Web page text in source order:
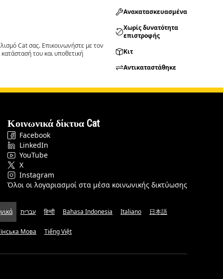
Cat σας. Επικοινωνήστε με τον
του και υποθετική
Ανακατασκευασμένα
Χωρίς δυνατότητα
επιστροφής
Κιτ
Αντικαταστάθηκε
Κοινωνικά δίκτυα Cat
Facebook
LinkedIn
YouTube
X
Instagram
Όλοι οι λογαριασμοί στα μέσα κοινωνικής δικτύωσης
עברית हिन्दी Bahasa Indonesia Italiano 日本語
Мова Tiếng Việt